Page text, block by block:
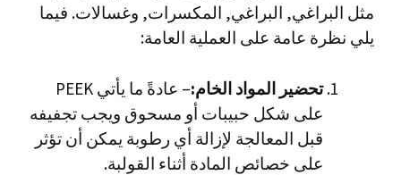
مثل البراغي, البراغي, المكسرات, وغسالات. فيما
يلي نظرة عامة على العملية العامة:
تحضير المواد الخام:
– عادةً ما يأتي PEEK
على شكل حبيبات أو مسحوق ويجب تجفيفه
قبل المعالجة لإزالة أي رطوبة يمكن أن تؤثر
على خصائص المادة أثناء القولبة.